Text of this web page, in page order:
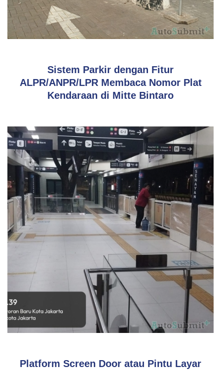
Sistem Parkir dengan Fitur
ALPR/ANPR/LPR Membaca Nomor Plat
Kendaraan di Mitte Bintaro
Platform Screen Door atau Pintu Layar